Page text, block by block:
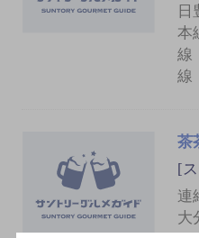
本
線
線
茶
[
連
大